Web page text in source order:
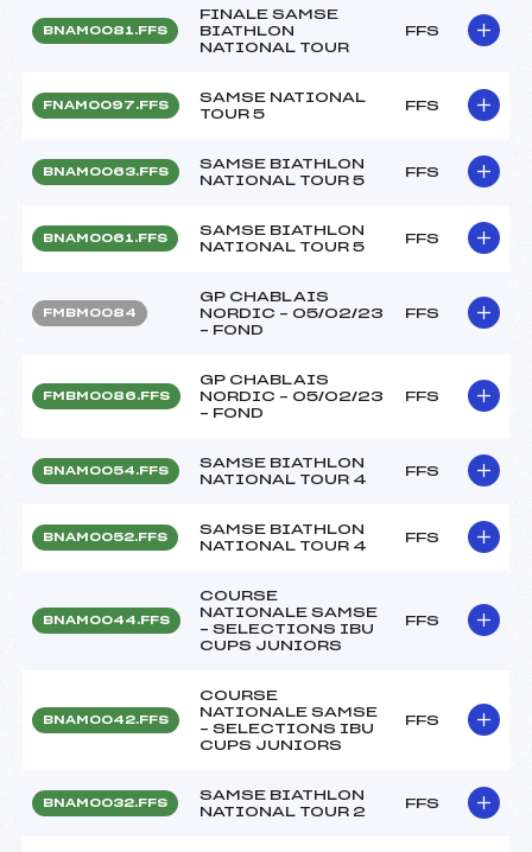
BNAM0081.FFS
FINALE SAMSE
BIATHLON
NATIONAL TOUR
FFS
FNAM0097.FFS
SAMSE NATIONAL
TOUR 5
FFS
BNAM0063.FFS
SAMSE BIATHLON
NATIONAL TOUR 5
FFS
BNAM0061.FFS
SAMSE BIATHLON
NATIONAL TOUR 5
FFS
FMBM0084
GP CHABLAIS
NORDIC – 05/02/23
– FOND
FFS
FMBM0086.FFS
GP CHABLAIS
NORDIC – 05/02/23
– FOND
FFS
BNAM0054.FFS
SAMSE BIATHLON
NATIONAL TOUR 4
FFS
BNAM0052.FFS
SAMSE BIATHLON
NATIONAL TOUR 4
FFS
BNAM0044.FFS
COURSE
NATIONALE SAMSE
– SELECTIONS IBU
CUPS JUNIORS
FFS
BNAM0042.FFS
COURSE
NATIONALE SAMSE
– SELECTIONS IBU
CUPS JUNIORS
FFS
BNAM0032.FFS
SAMSE BIATHLON
NATIONAL TOUR 2
FFS